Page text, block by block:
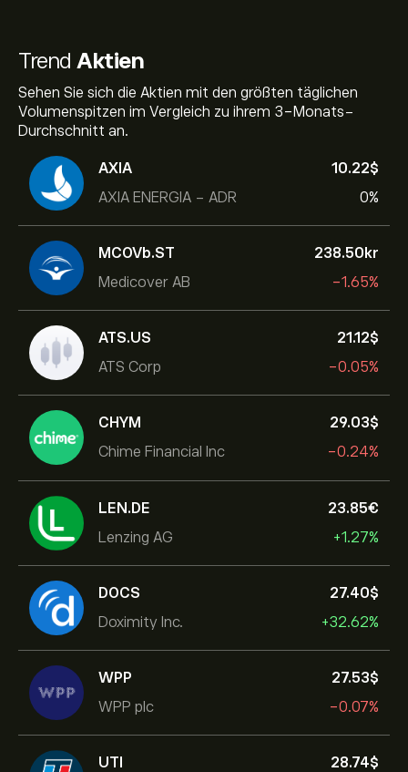
Trend Aktien
Sehen Sie sich die Aktien mit den größten täglichen
Volumenspitzen im Vergleich zu ihrem 3-Monats-
Durchschnitt an.
AXIA
AXIA ENERGIA - ADR
10.22‎$‎
0%
MCOVb.ST
Medicover AB
238.50‎kr‎
-1.65%
ATS.US
ATS Corp
21.12‎$‎
-0.05%
CHYM
Chime Financial Inc
29.03‎$‎
-0.24%
LEN.DE
Lenzing AG
23.85‎€‎
+1.27%
DOCS
Doximity Inc.
27.40‎$‎
+32.62%
WPP
WPP plc
27.53‎$‎
-0.07%
UTI
28.74‎$‎